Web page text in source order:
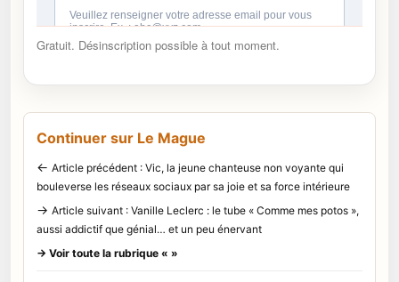
Gratuit. Désinscription possible à tout moment.
Continuer sur Le Mague
← Article précédent : Vic, la jeune chanteuse non voyante qui
bouleverse les réseaux sociaux par sa joie et sa force intérieure
→ Article suivant : Vanille Leclerc : le tube « Comme mes potos »,
aussi addictif que génial… et un peu énervant
→ Voir toute la rubrique « »